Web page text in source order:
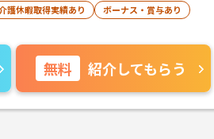
護休暇取得実績あり
ボーナス・賞与あり
無料 紹介してもらう